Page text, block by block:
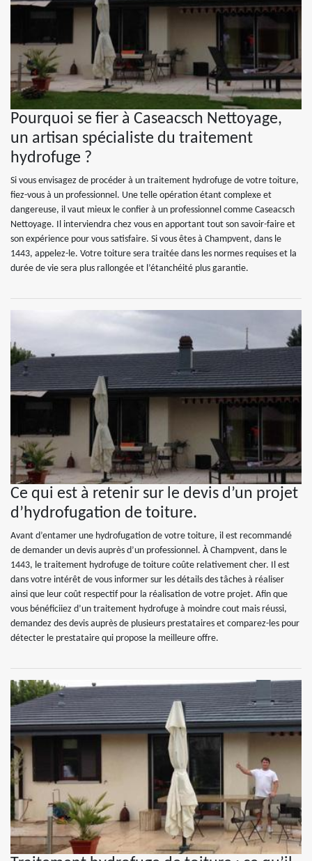
Pourquoi se fier à Caseacsch Nettoyage,
un artisan spécialiste du traitement
hydrofuge ?
Si vous envisagez de procéder à un traitement hydrofuge de votre toiture,
fiez-vous à un professionnel. Une telle opération étant complexe et
dangereuse, il vaut mieux le confier à un professionnel comme Caseacsch
Nettoyage. Il interviendra chez vous en apportant tout son savoir-faire et
son expérience pour vous satisfaire. Si vous êtes à Champvent, dans le
1443, appelez-le. Votre toiture sera traitée dans les normes requises et la
durée de vie sera plus rallongée et l’étanchéité plus garantie.
Ce qui est à retenir sur le devis d’un projet
d’hydrofugation de toiture.
Avant d’entamer une hydrofugation de votre toiture, il est recommandé
de demander un devis auprès d’un professionnel. À Champvent, dans le
1443, le traitement hydrofuge de toiture coûte relativement cher. Il est
dans votre intérêt de vous informer sur les détails des tâches à réaliser
ainsi que leur coût respectif pour la réalisation de votre projet. Afin que
vous bénéficiiez d’un traitement hydrofuge à moindre cout mais réussi,
demandez des devis auprès de plusieurs prestataires et comparez-les pour
détecter le prestataire qui propose la meilleure offre.